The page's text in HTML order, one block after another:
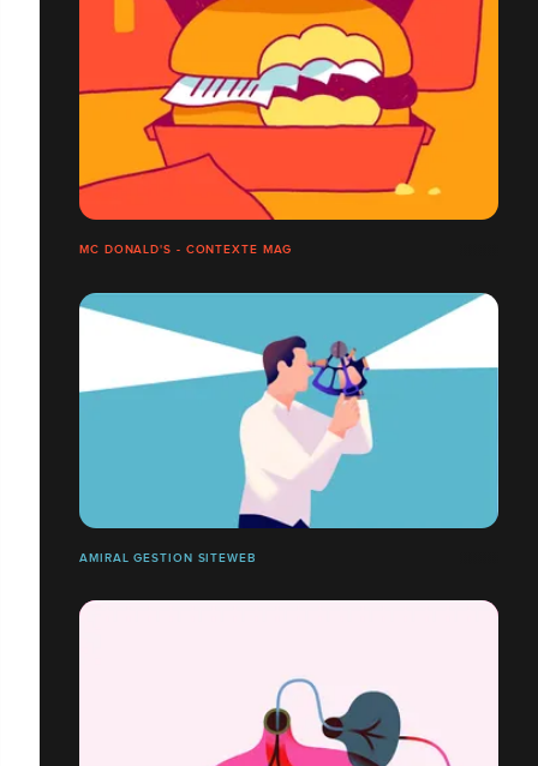
MC DONALD'S - CONTEXTE MAG
AMIRAL GESTION SITEWEB